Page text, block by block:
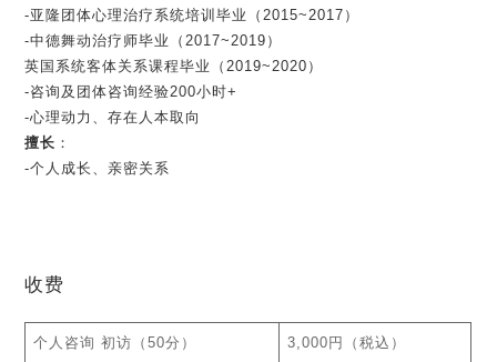
-亚隆团体心理治疗系统培训毕业（2015~2017）
-中德舞动治疗师毕业（2017~2019）
英国系统客体关系课程毕业（2019~2020）
-咨询及团体咨询经验200小时+
-心理动力、存在人本取向
擅长 ：
-个人成长、亲密关系
收费
个人咨询 初访（50分） 3,000円（税込）